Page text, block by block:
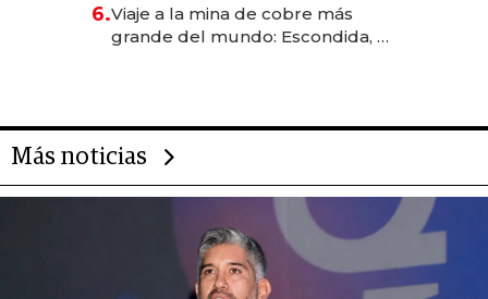
6.Viaje a la mina de cobre más
grande del mundo: Escondida, el
Más noticias